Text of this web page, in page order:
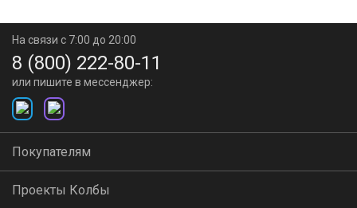
На связи с 7:00 до 20:00
8 (800) 222-80-11
или пишите в мессенджер:
Покупателям
Проекты Колбы